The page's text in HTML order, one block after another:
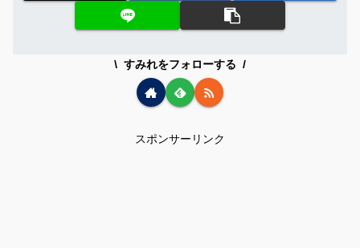
すみれをフォローする
スポンサーリンク